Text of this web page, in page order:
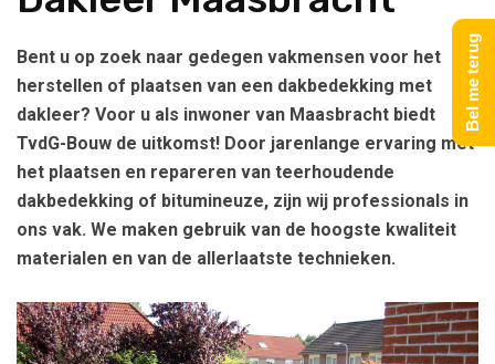
Bent u op zoek naar gedegen vakmensen voor het
herstellen of plaatsen van een dakbedekking met
dakleer? Voor u als inwoner van Maasbracht biedt
TvdG-Bouw de uitkomst! Door jarenlange ervaring met
het plaatsen en repareren van teerhoudende
dakbedekking of bitumineuze, zijn wij professionals in
ons vak. We maken gebruik van de hoogste kwaliteit
materialen en van de allerlaatste technieken.
Bel me terug